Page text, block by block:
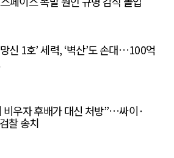
신 1호’ 세력, ‘벽산’도 손대…100억
비우자 후배가 대신 처방”…싸이·
찰 송치